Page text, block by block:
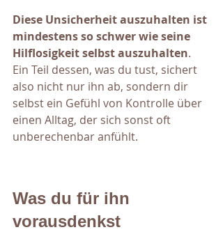
Diese Unsicherheit auszuhalten ist
mindestens so schwer wie seine
Hilflosigkeit selbst auszuhalten.
Ein Teil dessen, was du tust, sichert
also nicht nur ihn ab, sondern dir
selbst ein Gefühl von Kontrolle über
einen Alltag, der sich sonst oft
unberechenbar anfühlt.
Was du für ihn
vorausdenkst